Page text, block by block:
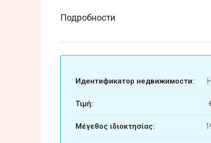
Подробности
Идентификатор недвижимости:
Τιμή:
Μέγεθος ιδιοκτησίας: